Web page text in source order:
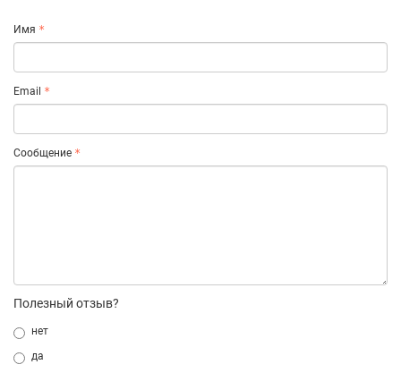
Имя
Email
Сообщение
Полезный отзыв?
нет
да